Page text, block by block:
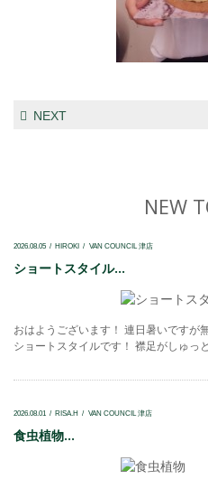
NEXT
NEW
2026.08.05 HIROKI VAN COUNCIL 津店
ショートスタイル...
おはようございます！ 連日暑いですが
ショートスタイルです！ 襟足がしゅっ
2026.08.01 RISA.H VAN COUNCIL 津店
食虫植物...